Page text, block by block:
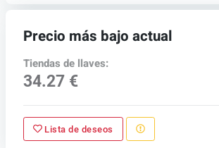
Precio más bajo actual
Tiendas de llaves:
34.27 €
Lista de deseos